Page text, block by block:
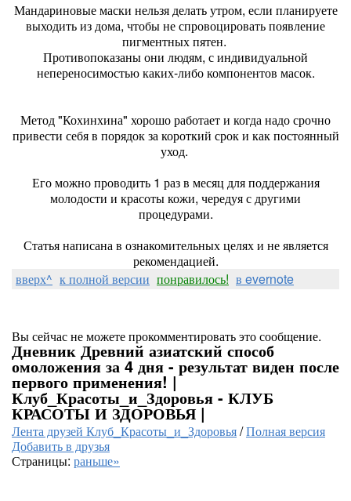
Мандариновые маски нельзя делать утром, если планируете
выходить из дома, чтобы не спровоцировать появление
пигментных пятен.
Противопоказаны они людям, с индивидуальной
непереносимостью каких-либо компонентов масок.
Метод "Кохинхина" хорошо работает и когда надо срочно
привести себя в порядок за короткий срок и как постоянный
уход.
Его можно проводить 1 раз в месяц для поддержания
молодости и красоты кожи, чередуя с другими
процедурами.
Статья написана в ознакомительных целях и не является
рекомендацией.
вверх^ к полной версии понравилось! в evernote
Вы сейчас не можете прокомментировать это сообщение.
Дневник Древний азиатский способ
омоложения за 4 дня - результат виден после
первого применения! |
Клуб_Красоты_и_Здоровья - КЛУБ
КРАСОТЫ И ЗДОРОВЬЯ |
Лента друзей Клуб_Красоты_и_Здоровья/Полная версия
Добавить в друзья
Страницы: раньше»